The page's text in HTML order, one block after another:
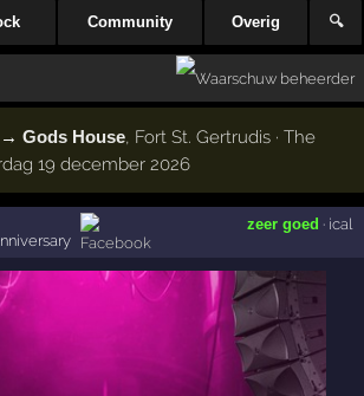
Community Overig 🔍
→Gods House, Fort St. Gertrudis · The
19 december 2026
zeer goed · ical